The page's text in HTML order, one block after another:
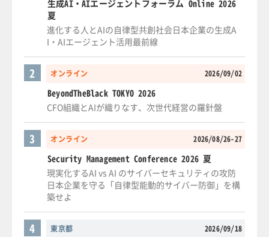
生成AI・AIエージェントフォーラム Online 2026
夏
進化する人とAIの自律型共創社会日本企業の生成A
I・AIエージェント活用最前線
オンライン 2026/09/02
2
BeyondTheBlack TOKYO 2026
CFO組織とAIが織りなす、次世代経営の羅針盤
オンライン 2026/08/26-27
3
Security Management Conference 2026 夏
現実化するAI vs AI のサイバーセキュリティの攻防
日本企業を守る「自律型能動的サイバー防御」を構
築せよ
東京都 2026/09/18
4